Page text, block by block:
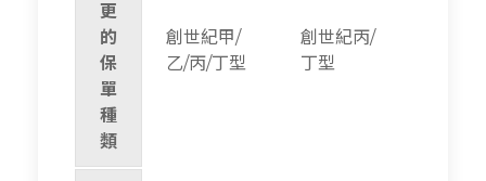
更
的
保
單
種
類
創世紀甲/
乙/丙/丁型
創世紀丙/
丁型